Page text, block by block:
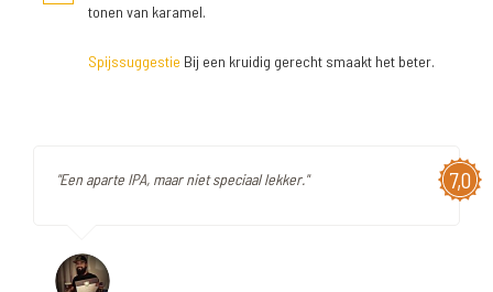
tonen van karamel.
Spijssuggestie Bij een kruidig gerecht smaakt het beter.
7,0
"Een aparte IPA, maar niet speciaal lekker."